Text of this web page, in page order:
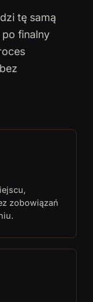
tę samą
finalny
zobowiązań